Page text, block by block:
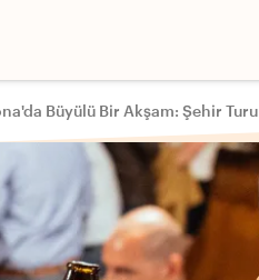
Büyülü Bir Akşam: Şehir Turu